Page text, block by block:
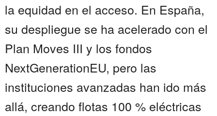
la equidad en el acceso. En España,
su despliegue se ha acelerado con el
Plan Moves III y los fondos
NextGenerationEU, pero las
instituciones avanzadas han ido más
allá, creando flotas 100 % eléctricas